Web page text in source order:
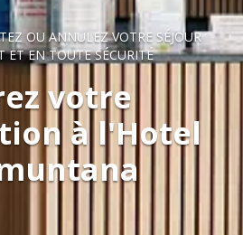
OU ANNULEZ VOTRE SÉJOUR
ET EN TOUTE SÉCURITÉ
votre
à l'Hotel